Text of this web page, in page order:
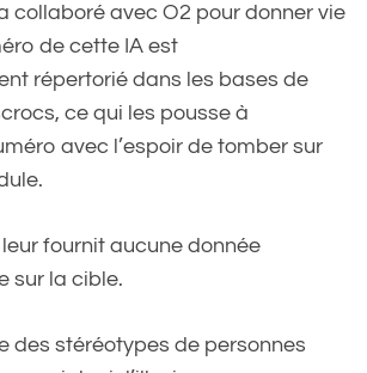
collaboré avec O2 pour donner vie
de cette IA est
répertorié dans les bases de
ce qui les pousse à
avec l’espoir de tomber sur
leur fournit aucune donnée
sur la cible.
des stéréotypes de personnes